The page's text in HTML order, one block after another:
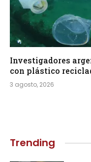
Investigadores
con plástico
3 agosto, 2026
Trending